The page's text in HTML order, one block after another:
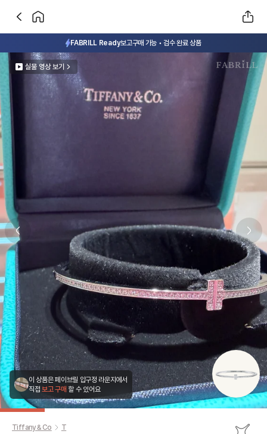
FABRILL Ready보고구매 가능 • 검수 완료 상품
실물 영상 보기
이 상품은 페이브릴 압구정 라운지에서
직접 보고 구매 할 수 있어요
Previous slide
Tiffany & Co T